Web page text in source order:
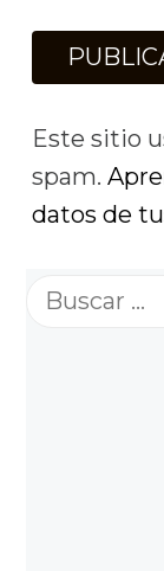
Este sitio
spam.
datos de
Buscar: